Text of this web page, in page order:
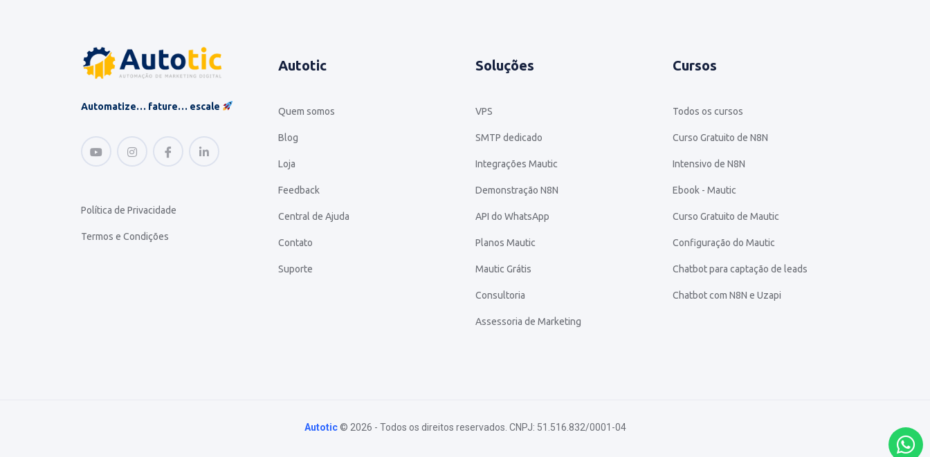
Automatize… fature… escale
Política de Privacidade
Termos e Condições
Autotic
Quem somos
Blog
Loja
Feedback
Central de Ajuda
Contato
Suporte
Soluções
VPS
SMTP dedicado
Integrações Mautic
Demonstração N8N
API do WhatsApp
Planos Mautic
Mautic Grátis
Consultoria
Assessoria de Marketing
Cursos
Todos os cursos
Curso Gratuito de N8N
Intensivo de N8N
Ebook - Mautic
Curso Gratuito de Mautic
Configuração do Mautic
Chatbot para captação de leads
Chatbot com N8N e Uzapi
Autotic© 2026 - Todos os direitos reservados. CNPJ: 51.516.832/0001-04